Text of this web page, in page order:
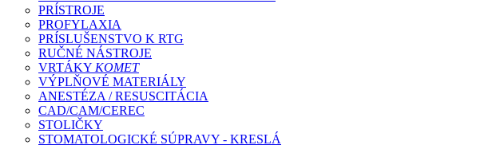
PRÍSTROJE
PROFYLAXIA
PRÍSLUŠENSTVO K RTG
RUČNÉ NÁSTROJE
VRTÁKY KOMET
VÝPLŇOVÉ MATERIÁLY
ANESTÉZA / RESUSCITÁCIA
CAD/CAM/CEREC
STOLIČKY
STOMATOLOGICKÉ SÚPRAVY - KRESLÁ